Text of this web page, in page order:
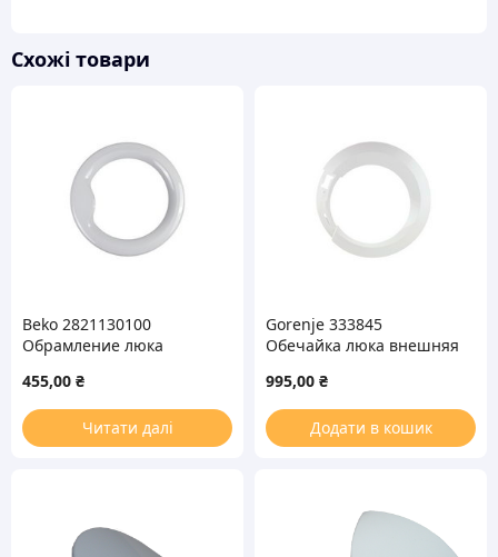
Схожі товари
Beko 2821130100
Обрамление люка
стиральной машины
455,00 ₴
Читати далі
Gorenje 333845
Обечайка люка внешняя
995,00 ₴
Додати в кошик